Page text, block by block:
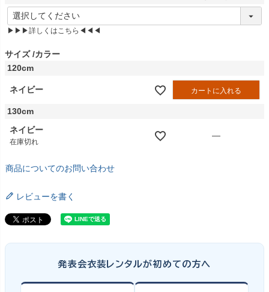
(
▶▶▶詳しくはこちら◀◀◀
サイズ カラー
120cm
ネイビー カートに入れる
130cm
ネイビー
在庫切れ
—
商品についてのお問い合わせ
レビューを書く
発表会衣装レンタルが初めての方へ